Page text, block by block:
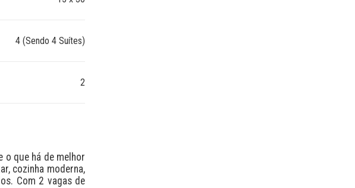
4 (Sendo 4 Suítes)
2
cozinha moderna,
Com 2 vagas de